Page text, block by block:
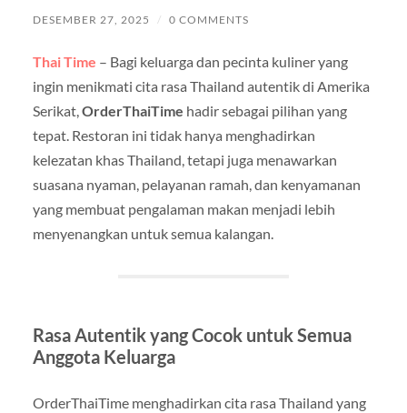
DESEMBER 27, 2025 / 0 COMMENTS
Thai Time – Bagi keluarga dan pecinta kuliner yang
ingin menikmati cita rasa Thailand autentik di Amerika
Serikat, OrderThaiTime hadir sebagai pilihan yang
tepat. Restoran ini tidak hanya menghadirkan
kelezatan khas Thailand, tetapi juga menawarkan
suasana nyaman, pelayanan ramah, dan kenyamanan
yang membuat pengalaman makan menjadi lebih
menyenangkan untuk semua kalangan.
Rasa Autentik yang Cocok untuk Semua
Anggota Keluarga
OrderThaiTime menghadirkan cita rasa Thailand yang